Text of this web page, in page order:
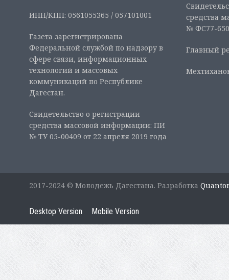
ИНН/КПП: 0561055365 / 057101001
Газета зарегистрирована
Федеральной службой по надзору в
сфере связи, информационных
технологий и массовых
коммуникаций по Республике
Дагестан.
Свидетельство о регистрации
средства массовой информации: ПИ
№ ТУ 05-00409 от 22 апреля 2019 года
средства
№ ФС77-
Главный
2017-2024 © Молодежь Дагестана. Разработка
Desktop Version Mobile Version